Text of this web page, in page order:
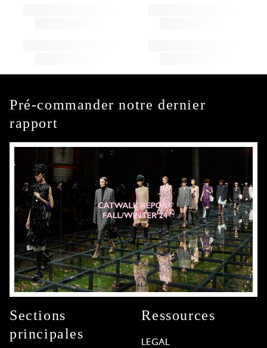
Pré-commander notre dernier
rapport
Sections
principales
Ressources
LEGAL